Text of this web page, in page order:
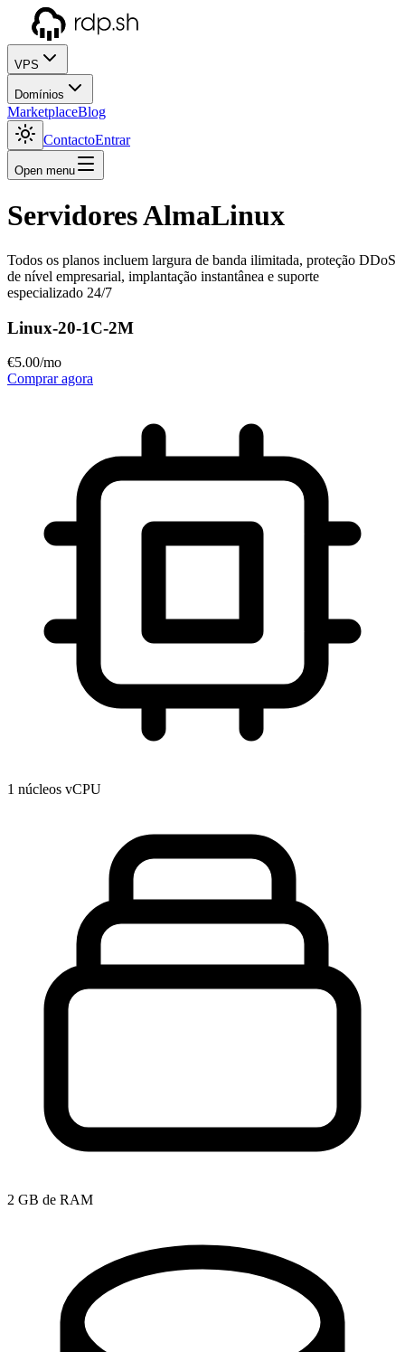
VPS
Domínios
MarketplaceBlog
ContactoEntrar
Open menu
Servidores AlmaLinux
Todos os planos incluem largura de banda ilimitada, proteção DDoS
de nível empresarial, implantação instantânea e suporte
especializado 24/7
Linux-20-1C-2M
€5.00/mo
Comprar agora
1 núcleos vCPU
2 GB de RAM